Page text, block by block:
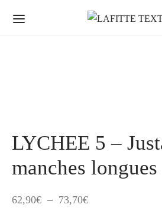
LYCHEE 5 –
manches longues
62,90€ – 73,70€Plage